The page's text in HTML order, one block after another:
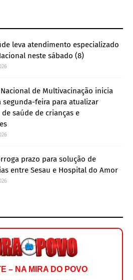
leva atendimento especializado
neste sábado (8)
de Multivacinação inicia
segunda-feira para atualizar
saúde de crianças e
prazo para solução de
entre Sesau e Hospital do Amor
– NA MIRA DO POVO